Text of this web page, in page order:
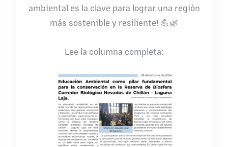
ambiental es la clave para lograr una región
más sostenible y resiliente! 💪🌿
Lee la columna completa: